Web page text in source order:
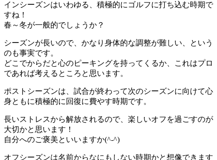
インシーズンはいわゆる、積極的にゴルフに打ち込む時期で
すね！
春～冬が一般的でしょうか？
シーズンが長いので、かなり身体的な調整が難しい、という
のも事実です。
どこでからだと心のピーキングを持ってくるか、これはプロ
であれば考えるところと思います。
ポストシーズンは、試合が終わって次のシーズンに向けて心
身ともに積極的に回復に費やす時期です。
長いストレスから解放されるので、楽しいオフを過ごすのが
大切かと思います！
自分へのご褒美といいますか(^-^)
オフシーズンは名前からなにもしない時期かと想像できます